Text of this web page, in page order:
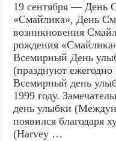
19 сентября — День
«Смайлика», День
возникновения
рождения
Всемирный День
(празднуют
Всемирный день
1999 году.
день улыбки
появился благодаря
(Harvey …